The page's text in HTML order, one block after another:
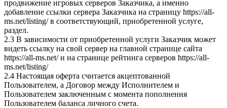
продвижение игровых серверов Заказчика, а именно
добавление ссылки сервера Заказчика на страницу https://all-
ms.net/listing/ в соответствующий, приобретенной услуге,
раздел.
2.3 В зависимости от приобретенной услуги Заказчик может
видеть ссылку на свой сервер на главной странице сайта
https://all-ms.net/ и на странице рейтинга серверов https://all-
ms.net/listing/
2.4 Настоящая оферта считается акцептованной
Пользователем, а Договор между Исполнителем и
Пользователем заключенным с момента пополнения
Пользователем баланса личного счета.